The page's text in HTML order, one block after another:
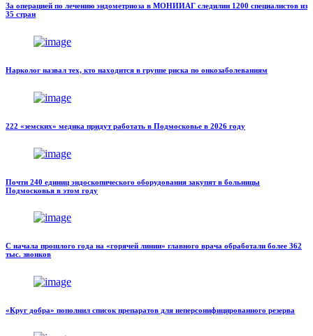
За операцией по лечению эндометриоза в МОНИИАГ следилии 1200 специалистов из
35 стран
Нарколог назвал тех, кто находится в группе риска по онкозаболеваниям
222 «земских» медика придут работать в Подмосковье в 2026 году
Почти 240 единиц эндоскопического оборудования закупят в больницы
Подмосковья в этом году
С начала прошлого года на «горячей линии» главного врача обработали более 362
тыс. звонков
«Круг добра» пополнил список препаратов для неперсонифицированного резерва